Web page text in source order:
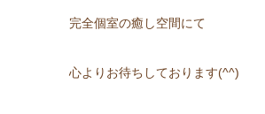
完全個室の癒し空間にて
心よりお待ちしております(^^)